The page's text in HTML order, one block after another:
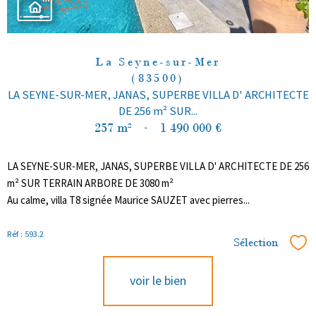
La Seyne-sur-Mer
(83500)
LA SEYNE-SUR-MER, JANAS, SUPERBE VILLA D' ARCHITECTE
DE 256 m² SUR...
257 m² - 1 490 000 €
LA SEYNE-SUR-MER, JANAS, SUPERBE VILLA D' ARCHITECTE DE 256
m² SUR TERRAIN ARBORE DE 3080 m²
Au calme, villa T8 signée Maurice SAUZET avec pierres...
Réf : 593.2
Sélection
voir le bien